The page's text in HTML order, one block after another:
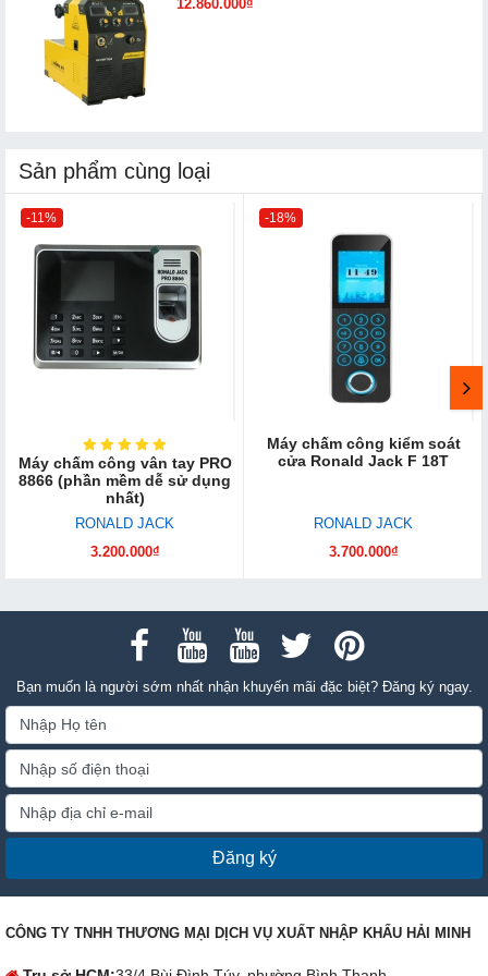
12.860.000₫
Sản phẩm cùng loại
-11%
Máy chấm công vân tay PRO
8866 (phần mềm dễ sử dụng
nhất)
RONALD JACK
3.200.000₫
-18%
Máy chấm công kiểm soát
cửa Ronald Jack F 18T
RONALD JACK
3.700.000₫
Bạn muốn là người sớm nhất nhận khuyến mãi đặc biệt? Đăng ký ngay.
Đăng ký
CÔNG TY TNHH THƯƠNG MẠI DỊCH VỤ XUẤT NHẬP KHẨU HẢI MINH